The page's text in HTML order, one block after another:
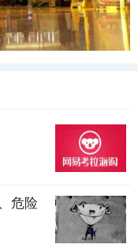
危险